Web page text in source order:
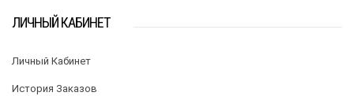
ЛИЧНЫЙ КАБИНЕТ
Личный Кабинет
История Заказов